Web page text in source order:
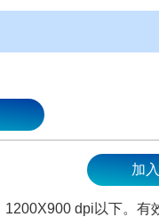
1200X900 dpi以下。有
加